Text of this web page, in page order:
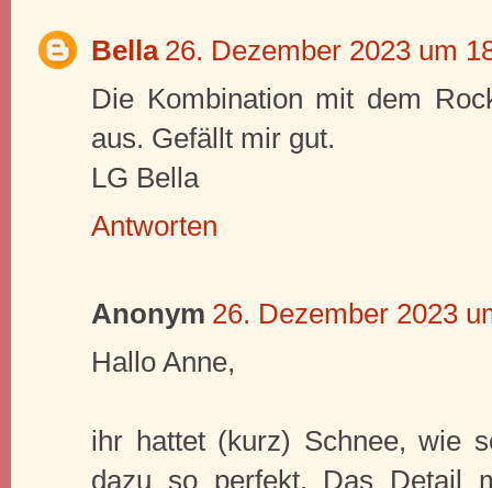
Bella 26. Dezember 2023 um
Die Kombination mit dem
aus. Gefällt mir gut.
LG Bella
Antworten
Anonym 26. Dezember 2023
Hallo Anne,
ihr hattet (kurz) Schnee, wie
dazu so perfekt. Das Detail